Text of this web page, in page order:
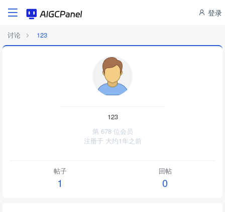
登录
讨论 123
123
第 678 位会员
注册于 大约1年之前
帖子
1
回帖
0